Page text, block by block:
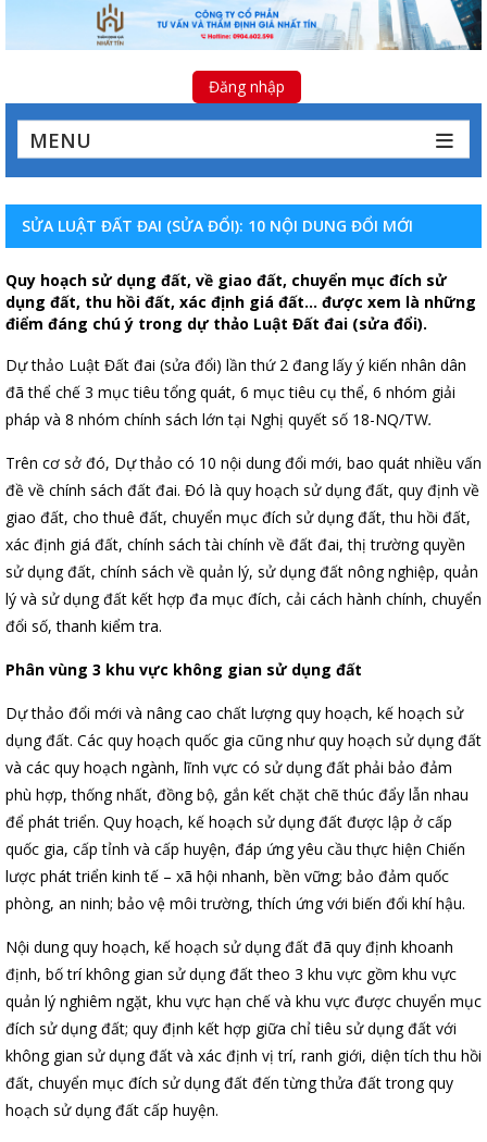
Đăng nhập
MENU
SỬA LUẬT ĐẤT ĐAI (SỬA ĐỔI): 10 NỘI DUNG ĐỔI MỚI
Quy hoạch sử dụng đất, về giao đất, chuyển mục đích sử
dụng đất, thu hồi đất, xác định giá đất… được xem là những
điểm đáng chú ý trong dự thảo Luật Đất đai (sửa đổi).
Dự thảo Luật Đất đai (sửa đổi) lần thứ 2 đang lấy ý kiến nhân dân
đã thể chế 3 mục tiêu tổng quát, 6 mục tiêu cụ thể, 6 nhóm giải
pháp và 8 nhóm chính sách lớn tại Nghị quyết số 18-NQ/TW.
Trên cơ sở đó, Dự thảo có 10 nội dung đổi mới, bao quát nhiều vấn
đề về chính sách đất đai. Đó là quy hoạch sử dụng đất, quy định về
giao đất, cho thuê đất, chuyển mục đích sử dụng đất, thu hồi đất,
xác định giá đất, chính sách tài chính về đất đai, thị trường quyền
sử dụng đất, chính sách về quản lý, sử dụng đất nông nghiệp, quản
lý và sử dụng đất kết hợp đa mục đích, cải cách hành chính, chuyển
đổi số, thanh kiểm tra.
Phân vùng 3 khu vực không gian sử dụng đất
Dự thảo đổi mới và nâng cao chất lượng quy hoạch, kế hoạch sử
dụng đất. Các quy hoạch quốc gia cũng như quy hoạch sử dụng đất
và các quy hoạch ngành, lĩnh vực có sử dụng đất phải bảo đảm
phù hợp, thống nhất, đồng bộ, gắn kết chặt chẽ thúc đẩy lẫn nhau
để phát triển. Quy hoạch, kế hoạch sử dụng đất được lập ở cấp
quốc gia, cấp tỉnh và cấp huyện, đáp ứng yêu cầu thực hiện Chiến
lược phát triển kinh tế – xã hội nhanh, bền vững; bảo đảm quốc
phòng, an ninh; bảo vệ môi trường, thích ứng với biến đổi khí hậu.
Nội dung quy hoạch, kế hoạch sử dụng đất đã quy định khoanh
định, bố trí không gian sử dụng đất theo 3 khu vực gồm khu vực
quản lý nghiêm ngặt, khu vực hạn chế và khu vực được chuyển mục
đích sử dụng đất; quy định kết hợp giữa chỉ tiêu sử dụng đất với
không gian sử dụng đất và xác định vị trí, ranh giới, diện tích thu hồi
đất, chuyển mục đích sử dụng đất đến từng thửa đất trong quy
hoạch sử dụng đất cấp huyện.